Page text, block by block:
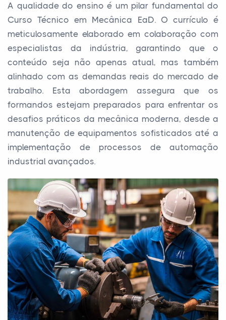
A qualidade do ensino é um pilar fundamental do
Curso Técnico em Mecânica EaD. O currículo é
meticulosamente elaborado em colaboração com
especialistas da indústria, garantindo que o
conteúdo seja não apenas atual, mas também
alinhado com as demandas reais do mercado de
trabalho. Esta abordagem assegura que os
formandos estejam preparados para enfrentar os
desafios práticos da mecânica moderna, desde a
manutenção de equipamentos sofisticados até a
implementação de processos de automação
industrial avançados.